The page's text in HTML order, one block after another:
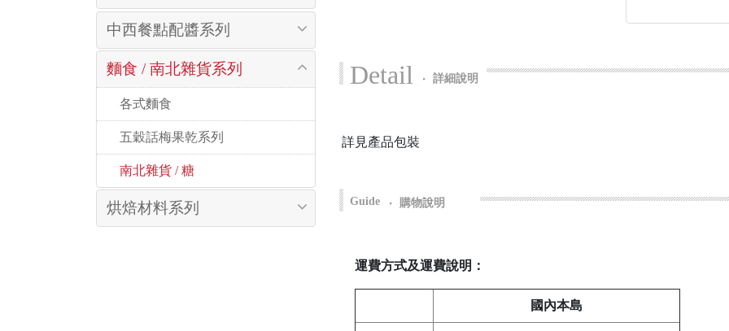
中西餐點配醬系列
麵食 / 南北雜貨系列
各式麵食
五穀話梅果乾系列
南北雜貨 / 糖
烘焙材料系列
Detail ‧ 詳細說明
詳見產品包裝
Guide ‧ 購物說明
運費方式及運費說明：
國內本島